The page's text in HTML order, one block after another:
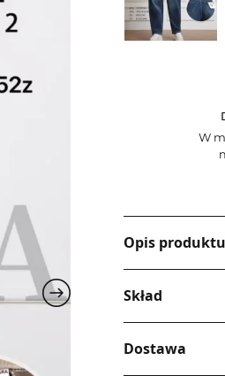
W
Opis produktu
Skład
Dostawa